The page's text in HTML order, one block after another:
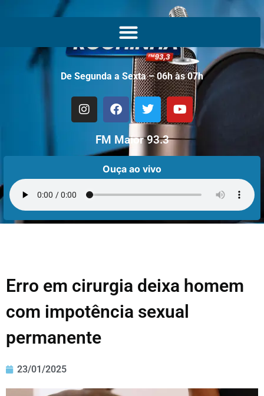
De Segunda a Sexta – 06h às 07h
FM Maior 93.3
Ouça ao vivo
Erro em cirurgia deixa homem
com impotência sexual
permanente
23/01/2025